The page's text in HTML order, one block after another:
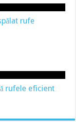
rufe
rufele eficient